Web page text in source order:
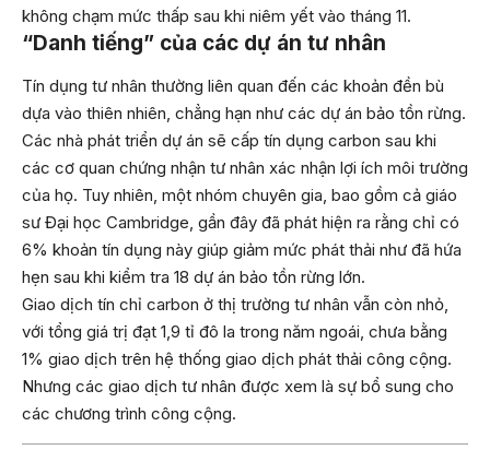
không chạm mức thấp sau khi niêm yết vào tháng 11.
“Danh tiếng” của các dự án tư nhân
Tín dụng tư nhân thường liên quan đến các khoản đền bù
dựa vào thiên nhiên, chẳng hạn như các dự án bảo tồn rừng.
Các nhà phát triển dự án sẽ cấp tín dụng carbon sau khi
các cơ quan chứng nhận tư nhân xác nhận lợi ích môi trường
của họ. Tuy nhiên, một nhóm chuyên gia, bao gồm cả giáo
sư Đại học Cambridge, gần đây đã phát hiện ra rằng chỉ có
6% khoản tín dụng này giúp giảm mức phát thải như đã hứa
hẹn sau khi kiểm tra 18 dự án bảo tồn rừng lớn.
Giao dịch tín chỉ carbon ở thị trường tư nhân vẫn còn nhỏ,
với tổng giá trị đạt 1,9 tỉ đô la trong năm ngoái, chưa bằng
1% giao dịch trên hệ thống giao dịch phát thải công cộng.
Nhưng các giao dịch tư nhân được xem là sự bổ sung cho
các chương trình công cộng.